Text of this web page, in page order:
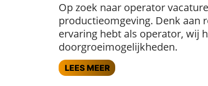
Op zoek naar operator
productieomgeving. Denk aan
ervaring hebt als operator, wij
doorgroeimogelijkheden.
LEES MEER